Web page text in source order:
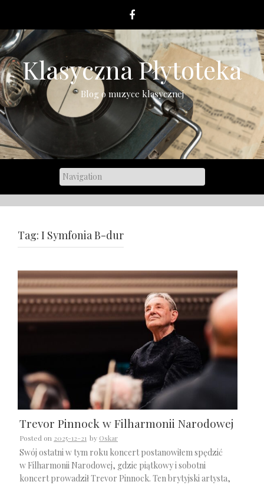
content
Klasyczna Płytoteka
Blog o muzyce klasycznej
Tag: I Symfonia B-dur
Trevor Pinnock w Filharmonii Narodowej
Posted on 2025-12-21 by Oskar
Swój ostatni w tym roku koncert postanowiłem spędzić
w Filharmonii Narodowej, gdzie piątkowy i sobotni
koncert prowadził Trevor Pinnock. Ten brytyjski artysta,